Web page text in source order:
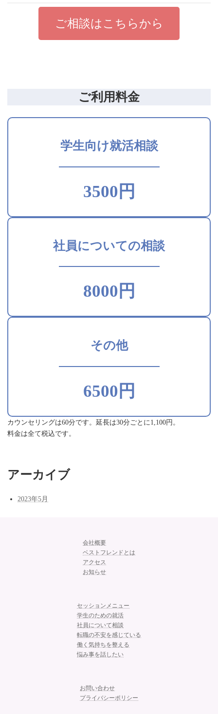
ご相談はこちらから
ご利用料金
学生向け就活相談
3500円
社員についての相談
8000円
その他
6500円
カウンセリングは60分です。延長は30分ごとに1,100円。
料金は全て税込です。
アーカイブ
2023年5月
会社概要
ベストフレンドとは
アクセス
お知らせ
セッションメニュー
学生のための就活
社員について相談
転職の不安を感じている
働く気持ちを整える
悩み事を話したい
お問い合わせ
プライバシーポリシー